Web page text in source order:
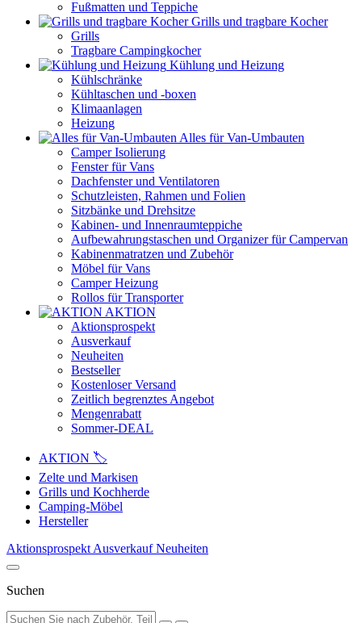
Fußmatten und Teppiche
Grills und tragbare Kocher
Grills
Tragbare Campingkocher
Kühlung und Heizung
Kühlschränke
Kühltaschen und -boxen
Klimaanlagen
Heizung
Alles für Van-Umbauten
Camper Isolierung
Fenster für Vans
Dachfenster und Ventilatoren
Schutzleisten, Rahmen und Folien
Sitzbänke und Drehsitze
Kabinen- und Innenraumteppiche
Aufbewahrungstaschen und Organizer für Campervan
Kabinenmatratzen und Zubehör
Möbel für Vans
Camper Heizung
Rollos für Transporter
AKTION
Aktionsprospekt
Ausverkauf
Neuheiten
Bestseller
Kostenloser Versand
Zeitlich begrenztes Angebot
Mengenrabatt
Sommer-DEAL
AKTION 🏷️
Zelte und Markisen
Grills und Kochherde
Camping-Möbel
Hersteller
Aktionsprospekt AusverkaufNeuheiten
Suchen